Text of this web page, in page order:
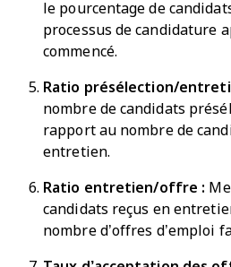
le pourcentage de
processus de candidature
commencé.
Ratio présélection/
nombre de candidats
rapport au nombre de
entretien.
Ratio entretien/offre :
candidats reçus en
nombre d’offres d’emploi